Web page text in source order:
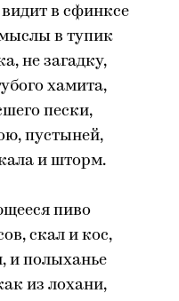
в сфинксе
в тупик
не загадку,
хамита,
пески,
пустыней,
и шторм.
пиво
скал и кос,
и полыханье
из лохани,